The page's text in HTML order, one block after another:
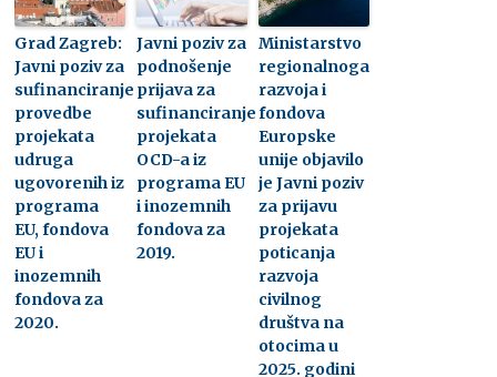
Grad Zagreb:
Javni poziv za
sufinanciranje
provedbe
projekata
udruga
ugovorenih iz
programa
EU, fondova
EU i
inozemnih
fondova za
2020.
Javni poziv za
podnošenje
prijava za
sufinanciranje
projekata
OCD-a iz
programa EU
i inozemnih
fondova za
2019.
Ministarstvo
regionalnoga
razvoja i
fondova
Europske
unije objavilo
je Javni poziv
za prijavu
projekata
poticanja
razvoja
civilnog
društva na
otocima u
2025. godini